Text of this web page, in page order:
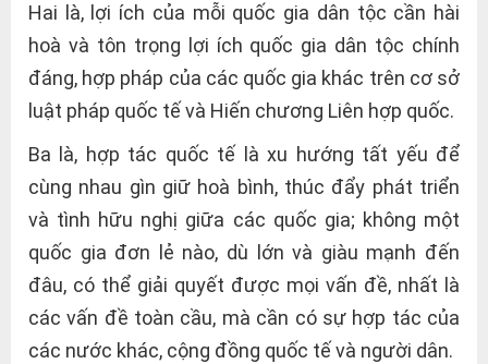
Hai là, lợi ích của mỗi quốc gia dân tộc cần hài
hoà và tôn trọng lợi ích quốc gia dân tộc chính
đáng, hợp pháp của các quốc gia khác trên cơ sở
luật pháp quốc tế và Hiến chương Liên hợp quốc.
Ba là, hợp tác quốc tế là xu hướng tất yếu để
cùng nhau gìn giữ hoà bình, thúc đẩy phát triển
và tình hữu nghị giữa các quốc gia; không một
quốc gia đơn lẻ nào, dù lớn và giàu mạnh đến
đâu, có thể giải quyết được mọi vấn đề, nhất là
các vấn đề toàn cầu, mà cần có sự hợp tác của
các nước khác, cộng đồng quốc tế và người dân.